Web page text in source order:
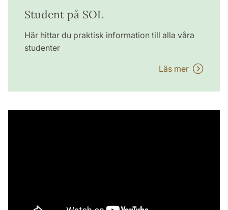
Student på SOL
Här hittar du praktisk information till alla våra
studenter
Läs mer